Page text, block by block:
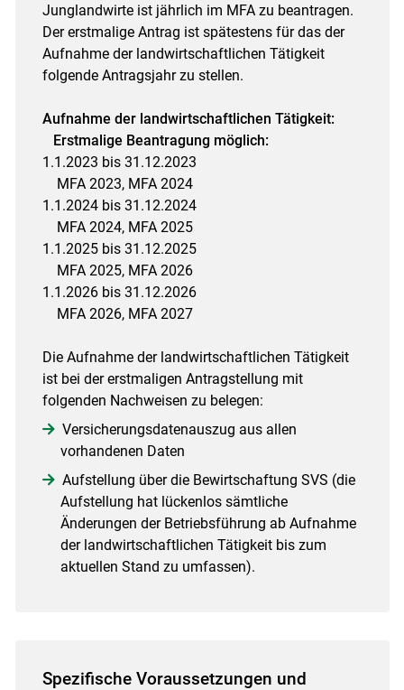
Junglandwirte ist jährlich im MFA zu beantragen.
Der erstmalige Antrag ist spätestens für das der
Aufnahme der landwirtschaftlichen Tätigkeit
folgende Antragsjahr zu stellen.
Aufnahme der landwirtschaftlichen Tätigkeit:
Erstmalige Beantragung möglich:
1.1.2023 bis 31.12.2023
MFA 2023, MFA 2024
1.1.2024 bis 31.12.2024
MFA 2024, MFA 2025
1.1.2025 bis 31.12.2025
MFA 2025, MFA 2026
1.1.2026 bis 31.12.2026
MFA 2026, MFA 2027
Die Aufnahme der landwirtschaftlichen Tätigkeit
ist bei der erstmaligen Antragstellung mit
folgenden Nachweisen zu belegen:
Versicherungsdatenauszug aus allen
vorhandenen Daten
Aufstellung über die Bewirtschaftung SVS (die
Aufstellung hat lückenlos sämtliche
Änderungen der Betriebsführung ab Aufnahme
der landwirtschaftlichen Tätigkeit bis zum
aktuellen Stand zu umfassen).
Spezifische Voraussetzungen und